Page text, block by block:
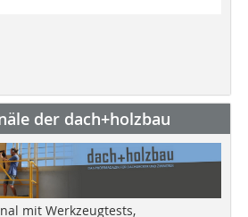
der dach+holzbau
mit Werkzeugtests,